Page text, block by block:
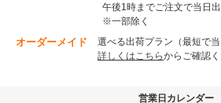
午後1時までご注文で当日
※一部除く
オーダーメイド
選べる出荷プラン（最短で当
詳しくはこちらからご確認く
営業日カレンダー